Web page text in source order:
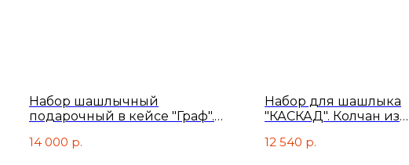
Набор шашлычный
подарочный в кейсе "Граф".
14 000 р.
Набор для шашлыка
"КАСКАД". Колчан из
12 540 р.